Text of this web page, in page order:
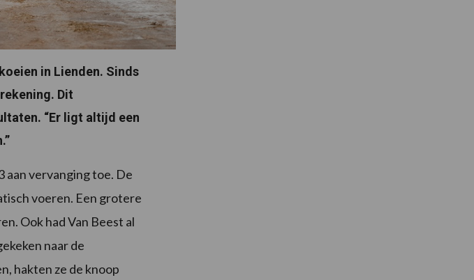
in Lienden. Sinds
Dit
“Er ligt altijd een
aan vervanging toe. De
voeren. Een grotere
Ook had Van Beest al
naar de
hakten ze de knoop